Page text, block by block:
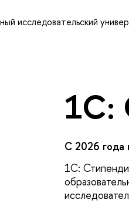
исследовательский
1С:
С 2026 года
1С: